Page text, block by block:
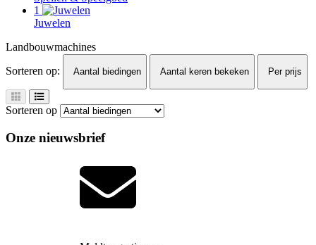
1
Juwelen
Landbouwmachines
Sorteren op:
Aantal biedingen Aantal keren bekeken Per prijs
Sorteren op
Onze nieuwsbrief